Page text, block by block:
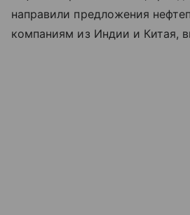
направили предложения
компаниям из Индии и Китая,